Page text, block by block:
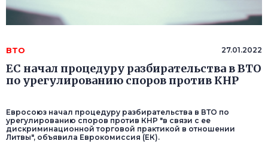
ВТО 27.01.2022
ЕС начал процедуру разбирательства в ВТО
по урегулированию споров против КНР
Евросоюз начал процедуру разбирательства в ВТО по
урегулированию споров против КНР "в связи с ее
дискриминационной торговой практикой в отношении
Литвы", объявила Еврокомиссия (ЕК).